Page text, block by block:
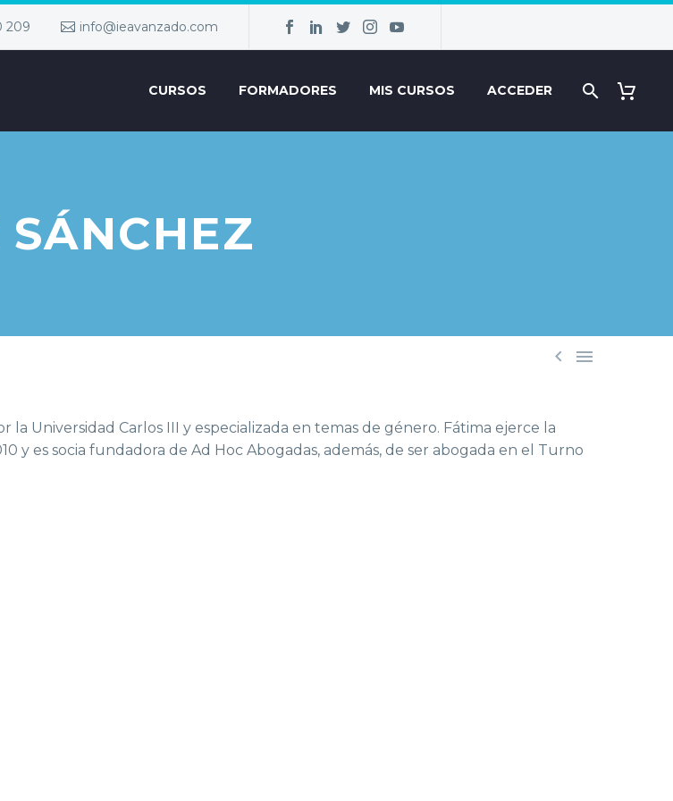
209 info@ieavanzado.com
CURSOS FORMADORES MIS CURSOS ACCEDER
 
la Universidad Carlos III y especializada en temas de género. Fátima ejerce la
y es socia fundadora de Ad Hoc Abogadas, además, de ser abogada en el Turno